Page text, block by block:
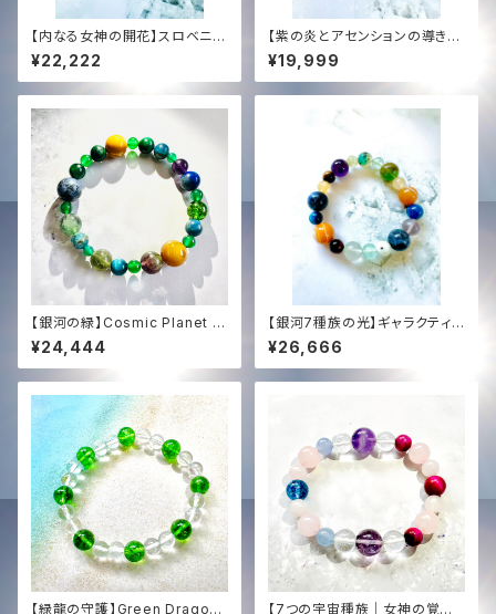
【内なる女神の開花】スロベニア
最新チェンバー・アクティベーシ
ョン済✨ ローズクォーツ＆水晶・
女神ブレスレット｜無条件の愛
¥22,222
【紫の炎とアセンションの導き】
スロベニア最新チェンバー・アク
ティベーション済✨ 高波動アメ
ジスト・ブレスレット｜セント・ジ
¥19,999
【銀河の緑】Cosmic Planet G
reen Blend (一点物) | オリジ
ナルタキオン ＋ 聖なる光の調
律
¥24,444
【銀河7種族の光】ギャラクティッ
ク・セブン覚醒ブレスレット｜ス
ロベニア最新チェンバー ＋ 聖
なる光の調律
¥26,666
【緑龍の守護】Green Dragon
【7つの宇宙種族｜女神の覚醒】